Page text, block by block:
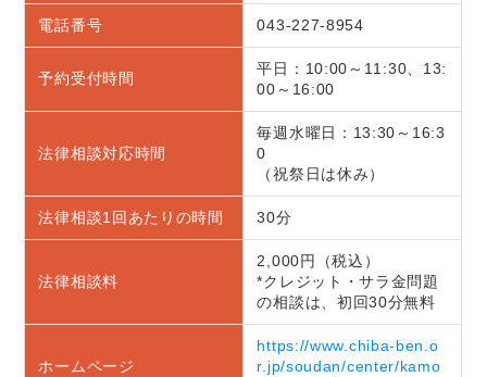
電話番号 043-227-8954
予約受付時間
平日：10:00～11:30、13:
00～16:00
法律相談対応時間
毎週水曜日：13:30～16:3
0
（祝祭日は休み）
法律相談1回あたりの時間 30分
法律相談料
2,000円（税込）
*クレジット・サラ金問題
の相談は、初回30分無料
ホームページ
https://www.chiba-ben.o
r.jp/soudan/center/kamo